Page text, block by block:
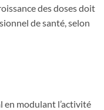
des doses doit
de santé, selon
en modulant l’activité